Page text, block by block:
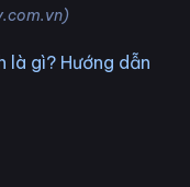
là gì? Hướng dẫn